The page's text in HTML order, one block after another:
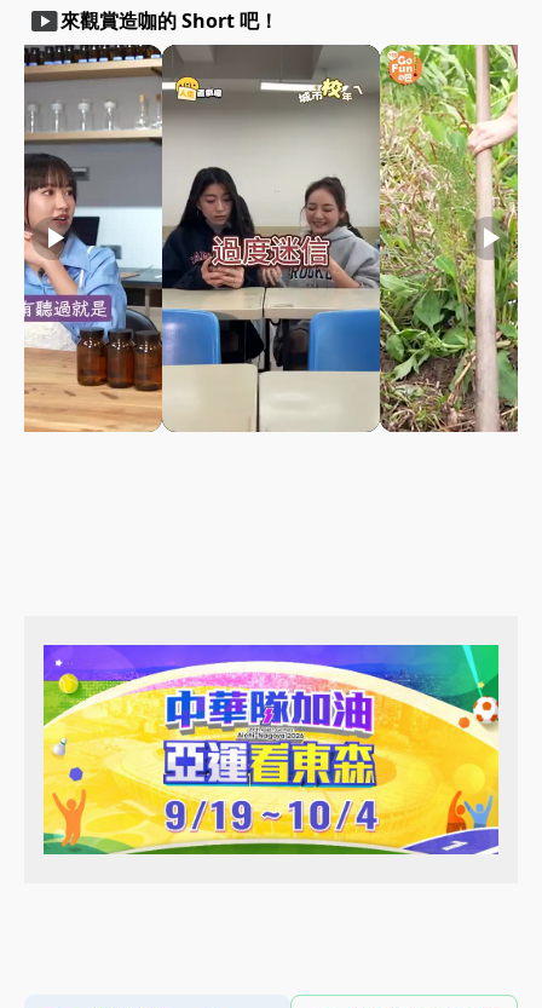
smart_display來觀賞造咖的 Short 吧！
play_arrow play_arrow play_arrow